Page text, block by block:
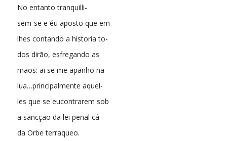
No entanto tranquilli-
sem-se e éu aposto que em
lhes contando a historia to-
dos dirão, esfregando as
mãos: ai se me apanho na
lua…principalmente aquel-
les que se eucontrarem sob
a sancção da lei penal cá
da Orbe terraqueo.